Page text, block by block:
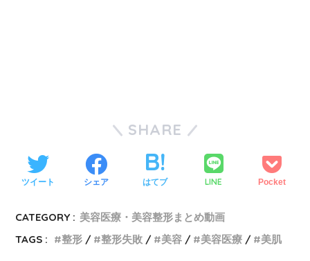
SHARE
ツイート シェア はてブ LINE Pocket
CATEGORY : 美容医療・美容整形まとめ動画
TAGS :
整形 整形失敗 美容 美容医療 美肌